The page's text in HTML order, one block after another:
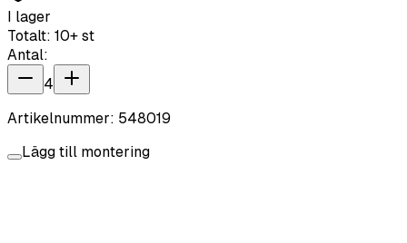
I lager
Totalt: 10+ st
Antal:
4
Artikelnummer: 548019
Lägg till montering